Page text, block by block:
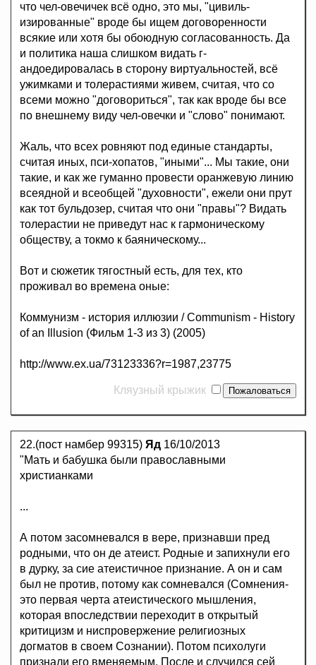
что чел-овечичек всё одно, это мы, "цивиль-
изированные" вроде бы ищем договоренности
всякие или хотя бы обоюдную согласованность. Да
и политика наша слишком видать г-
андоедировалась в сторону виртуальностей, всё
ужимками и толерастиями живем, считая, что со
всеми можно "договориться", так как вроде бы все
по внешнему виду чел-овечки и "слово" понимают.
Жаль, что всех ровняют под единые стандарты,
считая иных, пси-хопатов, "иными"... Мы такие, они
такие, и как же гуманно провести оранжевую линию
всеядной и всеобщей "духовности", ежели они прут
как тот бульдозер, считая что они "правы"? Видать
толерастии не приведут нас к гармоническому
обществу, а токмо к баяническому...
Вот и сюжетик тягостный есть, для тех, кто
проживал во времена оные:
Коммунизм - история иллюзии / Communism - History
of an Illusion (Фильм 1-3 из 3) (2005)
http://www.ex.ua/73123336?r=1987,23775
Кляузный крыжик
22.(пост намбер 99315) Яд 16/10/2013
"Мать и бабушка были православными
христианками
...
А потом засомневался в вере, признавши пред
родными, что он де атеист. Родные и запихнули его
в дурку, за сие атеистичное признание. А он и сам
был не против, потому как сомневался (Сомнения-
это первая черта атеистического мышления,
которая впоследствии переходит в открытый
критицизм и ниспровержение религиозных
догматов в своем Сознании). Потом психолуги
признали его вменяемым. После и случился сей